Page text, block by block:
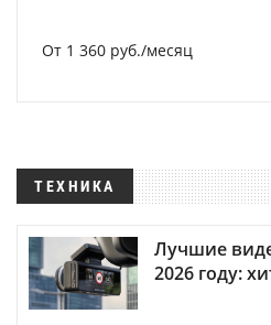
От 1 360 руб./месяц
ТЕХНИКА
Лучшие
2026 году: